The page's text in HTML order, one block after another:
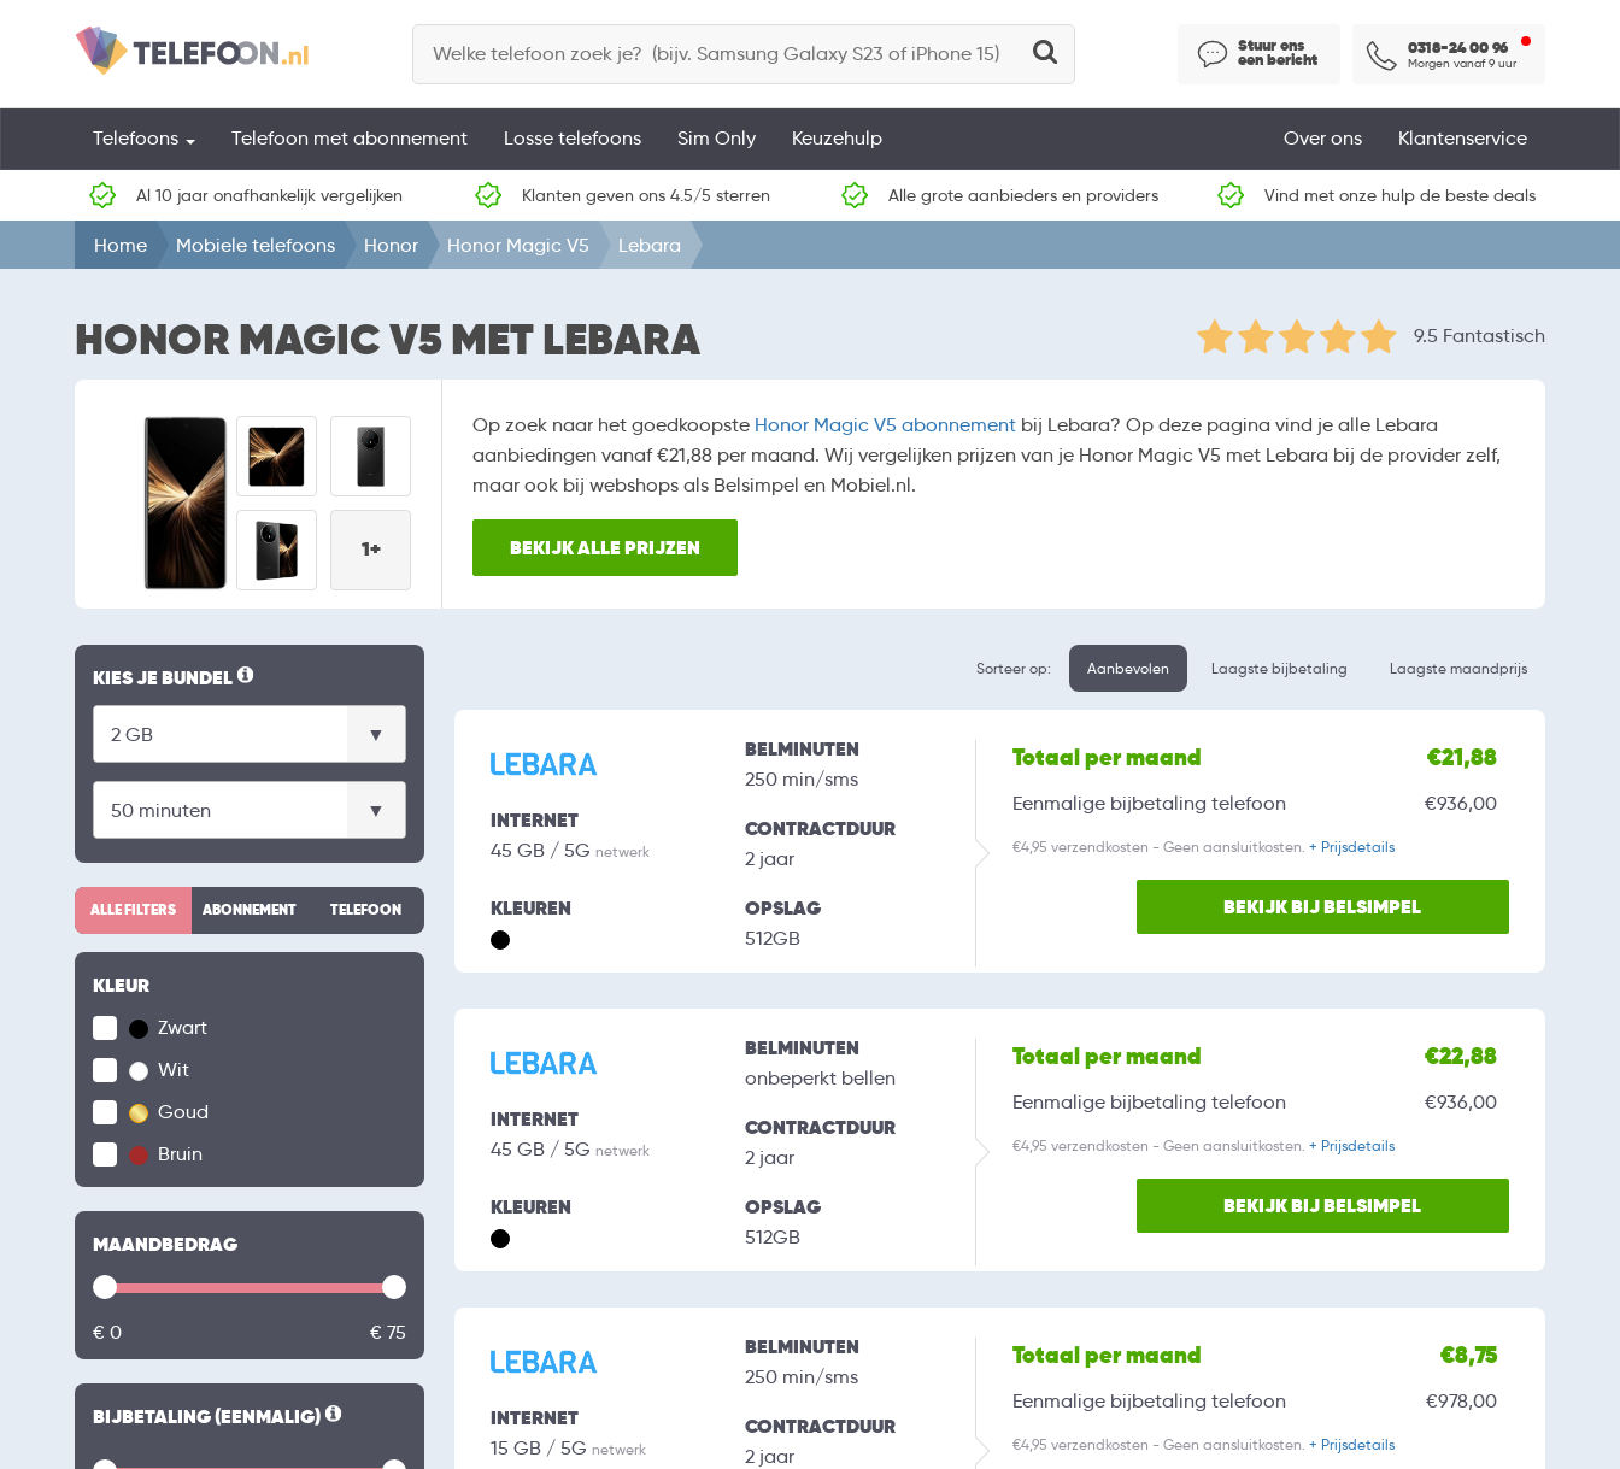
Stuur ons
een bericht
0318-24 00 96
Morgen vanaf 9 uur
Telefoons Telefoon met abonnement Losse telefoons Sim Only Keuzehulp Klantenservice
Over ons
Al 10 jaar onafhankelijk vergelijken Klanten geven ons 4.5/5 sterren Alle grote aanbieders en providers Vind met onze hulp de beste deals
Home Mobiele telefoons Honor Honor Magic V5 Lebara
HONOR MAGIC V5 MET LEBARA 9.5 Fantastisch
1+
Op zoek naar het goedkoopste Honor Magic V5 abonnement bij Lebara? Op deze pagina vind je alle Lebara
aanbiedingen vanaf €21,88 per maand. Wij vergelijken prijzen van je Honor Magic V5 met Lebara bij de provider zelf,
maar ook bij webshops als Belsimpel en Mobiel.nl.
BEKIJK ALLE PRIJZEN
KIES JE BUNDEL
ALLE FILTERS ABONNEMENT TELEFOON
KLEUR
Zwart
Wit
Goud
Bruin
MAANDBEDRAG
€ 0 € 75
BIJBETALING (EENMALIG)
Laagste maandprijs
Laagste bijbetaling
Aanbevolen
Sorteer op:
INTERNET
45 GB / 5G netwerk
BELMINUTEN
250 min/sms
CONTRACTDUUR
2 jaar
KLEUREN OPSLAG
512GB
Totaal per maand €21,88
Eenmalige bijbetaling telefoon €936,00
€4,95 verzendkosten - Geen aansluitkosten. + Prijsdetails
BEKIJK BIJ BELSIMPEL
INTERNET
45 GB / 5G netwerk
BELMINUTEN
onbeperkt bellen
CONTRACTDUUR
2 jaar
KLEUREN OPSLAG
512GB
Totaal per maand €22,88
Eenmalige bijbetaling telefoon €936,00
€4,95 verzendkosten - Geen aansluitkosten. + Prijsdetails
BEKIJK BIJ BELSIMPEL
INTERNET
15 GB / 5G netwerk
BELMINUTEN
250 min/sms
CONTRACTDUUR
2 jaar
Totaal per maand €8,75
Eenmalige bijbetaling telefoon €978,00
€4,95 verzendkosten - Geen aansluitkosten. + Prijsdetails